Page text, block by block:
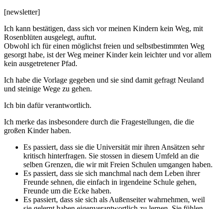
[newsletter]
Ich kann bestätigen, dass sich vor meinen Kindern kein Weg, mit
Rosenblüten ausgelegt, auftut.
Obwohl ich für einen möglichst freien und selbstbestimmten Weg
gesorgt habe, ist der Weg meiner Kinder kein leichter und vor allem
kein ausgetretener Pfad.
Ich habe die Vorlage gegeben und sie sind damit gefragt Neuland
und steinige Wege zu gehen.
Ich bin dafür verantwortlich.
Ich merke das insbesondere durch die Fragestellungen, die die
großen Kinder haben.
Es passiert, dass sie die Universität mir ihren Ansätzen sehr
kritisch hinterfragen. Sie stossen in diesem Umfeld an die
selben Grenzen, die wir mit Freien Schulen umgangen haben.
Es passiert, dass sie sich manchmal nach dem Leben ihrer
Freunde sehnen, die einfach in irgendeine Schule gehen,
Freunde um die Ecke haben.
Es passiert, dass sie sich als Außenseiter wahrnehmen, weil